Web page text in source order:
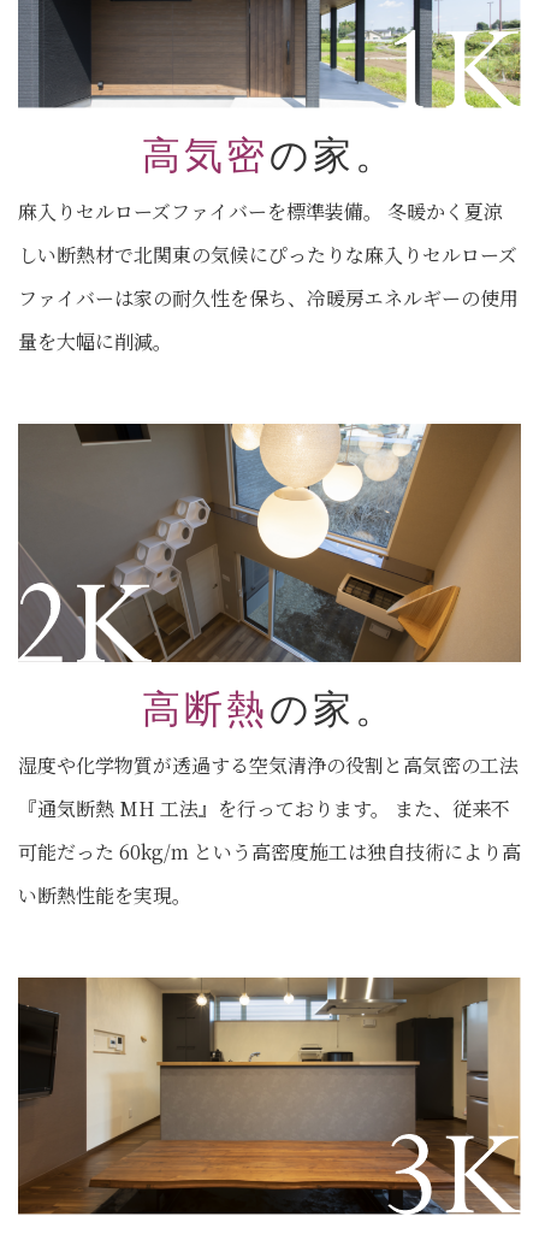
高気密の家。
麻入りセルローズファイバーを標準装備。 冬暖かく夏涼
しい断熱材で北関東の気候にぴったりな麻入りセルローズ
ファイバーは家の耐久性を保ち、冷暖房エネルギーの使用
量を大幅に削減。
高断熱の家。
湿度や化学物質が透過する空気清浄の役割と高気密の工法
『通気断熱 MH 工法』を行っております。 また、従来不
可能だった 60kg/m という高密度施工は独自技術により高
い断熱性能を実現。